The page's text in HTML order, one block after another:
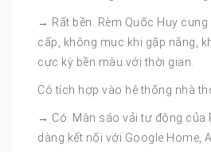
→ Rất bền. Rèm Quốc Huy
cấp, không mục khi gặp nắng,
cực kỳ bền màu với thời gian.
Có tích hợp vào hệ thống nhà
→ Có. Màn sáo vải tự động của
dàng kết nối với Google Home,